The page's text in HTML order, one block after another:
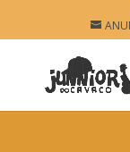
DE
× Free - In